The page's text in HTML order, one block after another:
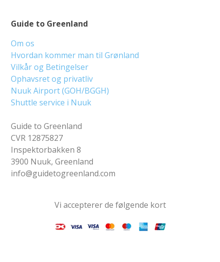
Guide to Greenland
Om os
Hvordan kommer man til Grønland
Vilkår og Betingelser
Ophavsret og privatliv
Nuuk Airport (GOH/BGGH)
Shuttle service i Nuuk
Guide to Greenland
CVR 12875827
Inspektorbakken 8
3900 Nuuk, Greenland
info@guidetogreenland.com
Vi accepterer de følgende kort